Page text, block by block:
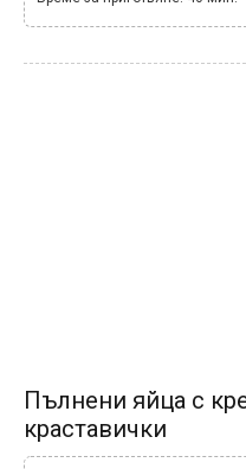
Пълнени яйца с
краставички